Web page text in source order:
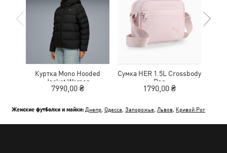
Куртка Mono Hooded
Jacket Women
7990,00 ₴
Сумка HER 1.5L Crossbody
Bag
1790,00 ₴
Женские футболки и майки: Днепр Одесса Запорожье Львов Кривой Рог